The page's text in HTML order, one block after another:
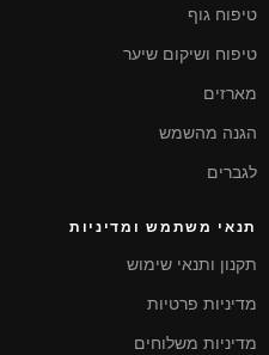
טיפוח גוף
טיפוח ושיקום שיער
מארזים
הגנה מהשמש
לגברים
תנאי משתמש ומדיניות
תקנון ותנאי שימוש
מדיניות פרטיות
מדיניות משלוחים